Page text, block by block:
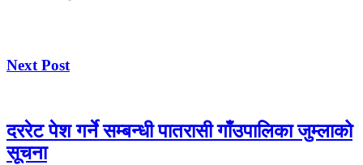
Next Post
दररेट पेश गर्ने सम्बन्धी पातरासी गाँउपालिका जुम्लाको
सूचना